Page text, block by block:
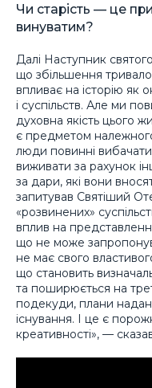
Чи старість — це
винуватим?
Далі Наступник
що збільшення
впливає на історію як
і суспільств. Але ми
духовна якість цього
є предметом
люди повинні
виживати за рахунок
за дари, які вони
запитував Святіший
«розвинених»
вплив на
що не може
не має свого
що становить
та поширюється на
подекуди, плани
існування. І це є
креативності», —